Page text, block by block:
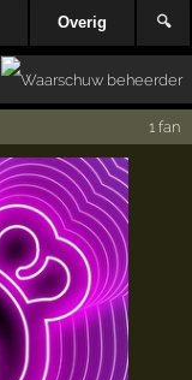
Overig 🔍
1 fan